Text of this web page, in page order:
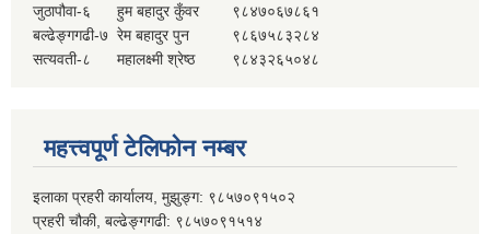
जुठापौवा-६
हुम बहादुर कुँवर
९८४७०६७८६१
बल्ढेङ्गगढी-७ रेम बहादुर पुन
९८६७५८३२८४
सत्यवती-८
महालक्ष्मी श्रेष्ठ ९८४३२६५०४८
महत्त्वपूर्ण टेलिफोन नम्बर
इलाका प्रहरी कार्यालय, मुझुङ्ग: ९८५७०९१५०२
प्रहरी चौकी, बल्ढेङ्गगढी: ९८५७०९१५१४